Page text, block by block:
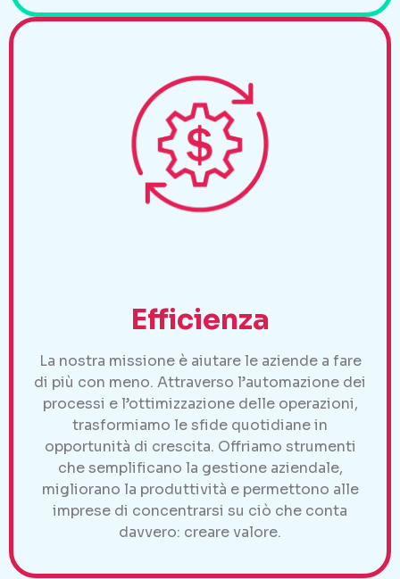
Efficienza
La nostra missione è aiutare le aziende a fare
di più con meno. Attraverso l’automazione dei
processi e l’ottimizzazione delle operazioni,
trasformiamo le sfide quotidiane in
opportunità di crescita. Offriamo strumenti
che semplificano la gestione aziendale,
migliorano la produttività e permettono alle
imprese di concentrarsi su ciò che conta
davvero: creare valore.